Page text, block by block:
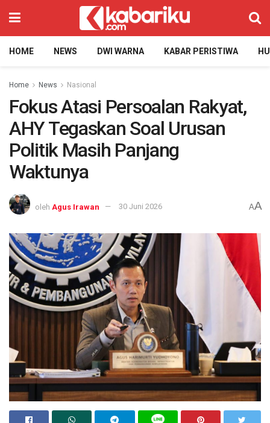
HOME NEWS DWI WARNA KABAR PERISTIWA
Home News Nasional
Fokus Atasi Persoalan Rakyat,
AHY Tegaskan Soal Urusan
Politik Masih Panjang
Waktunya
oleh Agus Irawan 30 Juni 2026 AA